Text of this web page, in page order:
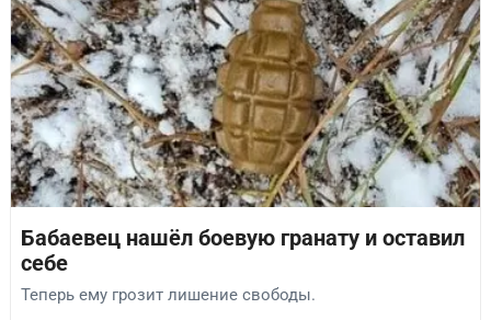
Бабаевец нашёл боевую гранату и оставил
себе
Теперь ему грозит лишение свободы.